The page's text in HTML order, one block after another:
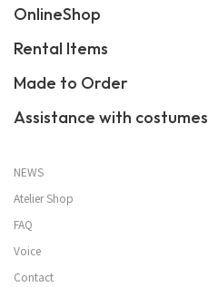
OnlineShop
Rental Items
Made to Order
Assistance with costumes
NEWS
Atelier Shop
FAQ
Voice
Contact